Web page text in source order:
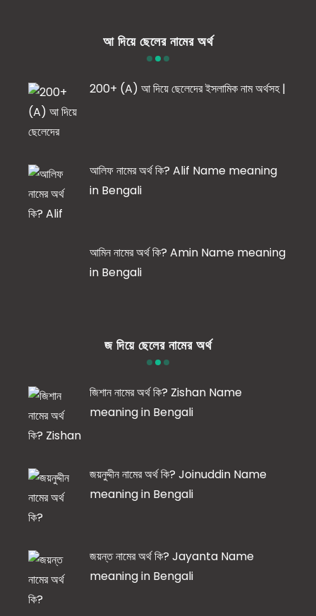
আ দিয়ে ছেলের নামের অর্থ
200+ (A) আ দিয়ে ছেলেদের ইসলামিক নাম অর্থসহ |
আলিফ নামের অর্থ কি? Alif Name meaning
in Bengali
আমিন নামের অর্থ কি? Amin Name meaning
in Bengali
জ দিয়ে ছেলের নামের অর্থ
জিশান নামের অর্থ কি? Zishan Name
meaning in Bengali
জয়নুদ্দীন নামের অর্থ কি? Joinuddin Name
meaning in Bengali
জয়ন্ত নামের অর্থ কি? Jayanta Name
meaning in Bengali